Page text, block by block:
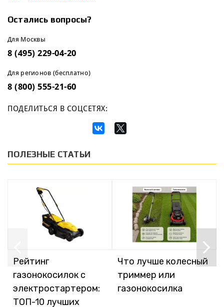
Остались вопросы?
Для Москвы
8 (495) 229-04-20
Для регионов (бесплатно)
8 (800) 555-21-60
ПОДЕЛИТЬСЯ В СОЦСЕТЯХ:
ПОЛЕЗНЫЕ СТАТЬИ
Рейтинг
газонокосилок с
электростартером:
ТОП-10 лучших
Что лучше колесный
триммер или
газонокосилка